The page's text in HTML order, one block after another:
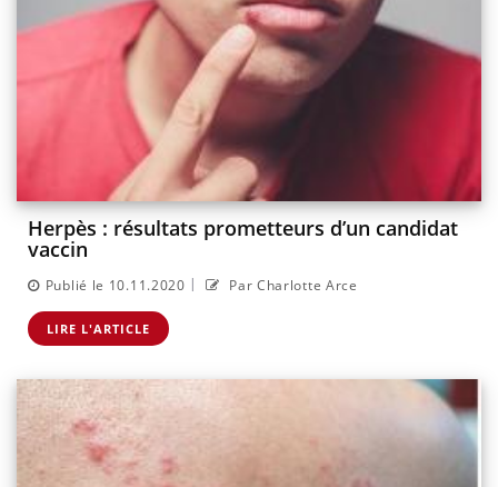
Herpès : résultats prometteurs d’un candidat
vaccin
Publié le 10.11.2020 | Par Charlotte Arce
LIRE L'ARTICLE